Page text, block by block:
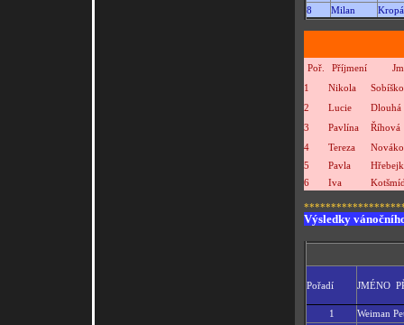
8
Milan
Poř. Příjmení
1
Nikola
2
Lucie
Dlouhá
3
Pavlína
Říhová
4
Tereza
5
Pavla
6
Iva
Výsledky
Pořadí JMÉNO
1
Weiman